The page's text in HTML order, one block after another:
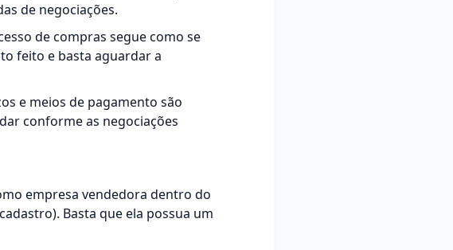
de negociações.
de compras segue como se
feito e basta aguardar a
e meios de pagamento são
conforme as negociações
empresa vendedora dentro do
Basta que ela possua um